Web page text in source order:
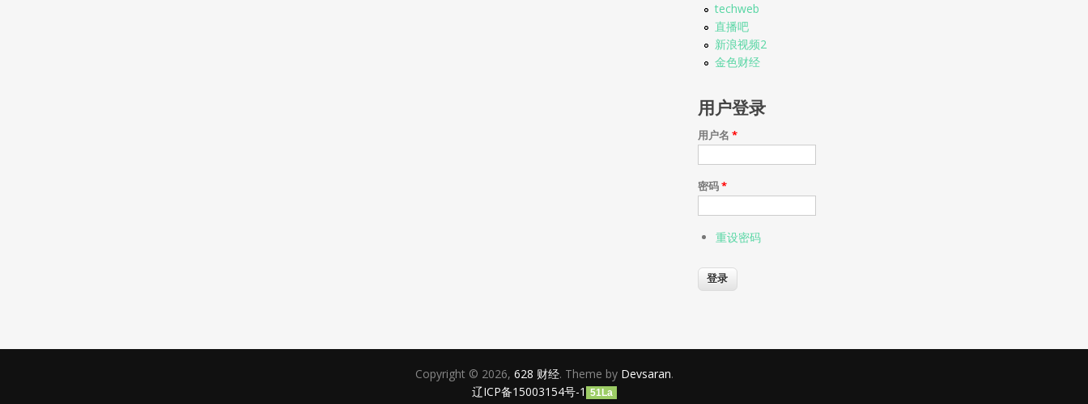
techweb
直播吧
新浪视频2
金色财经
用户登录
用户名 *
密码*
重设密码
Copyright © 2026, 628 财经. Theme by Devsaran.
辽ICP备15003154号-1 51La